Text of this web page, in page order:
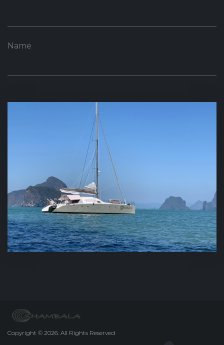
Name
Copyright © 2026. All Rights Reserved